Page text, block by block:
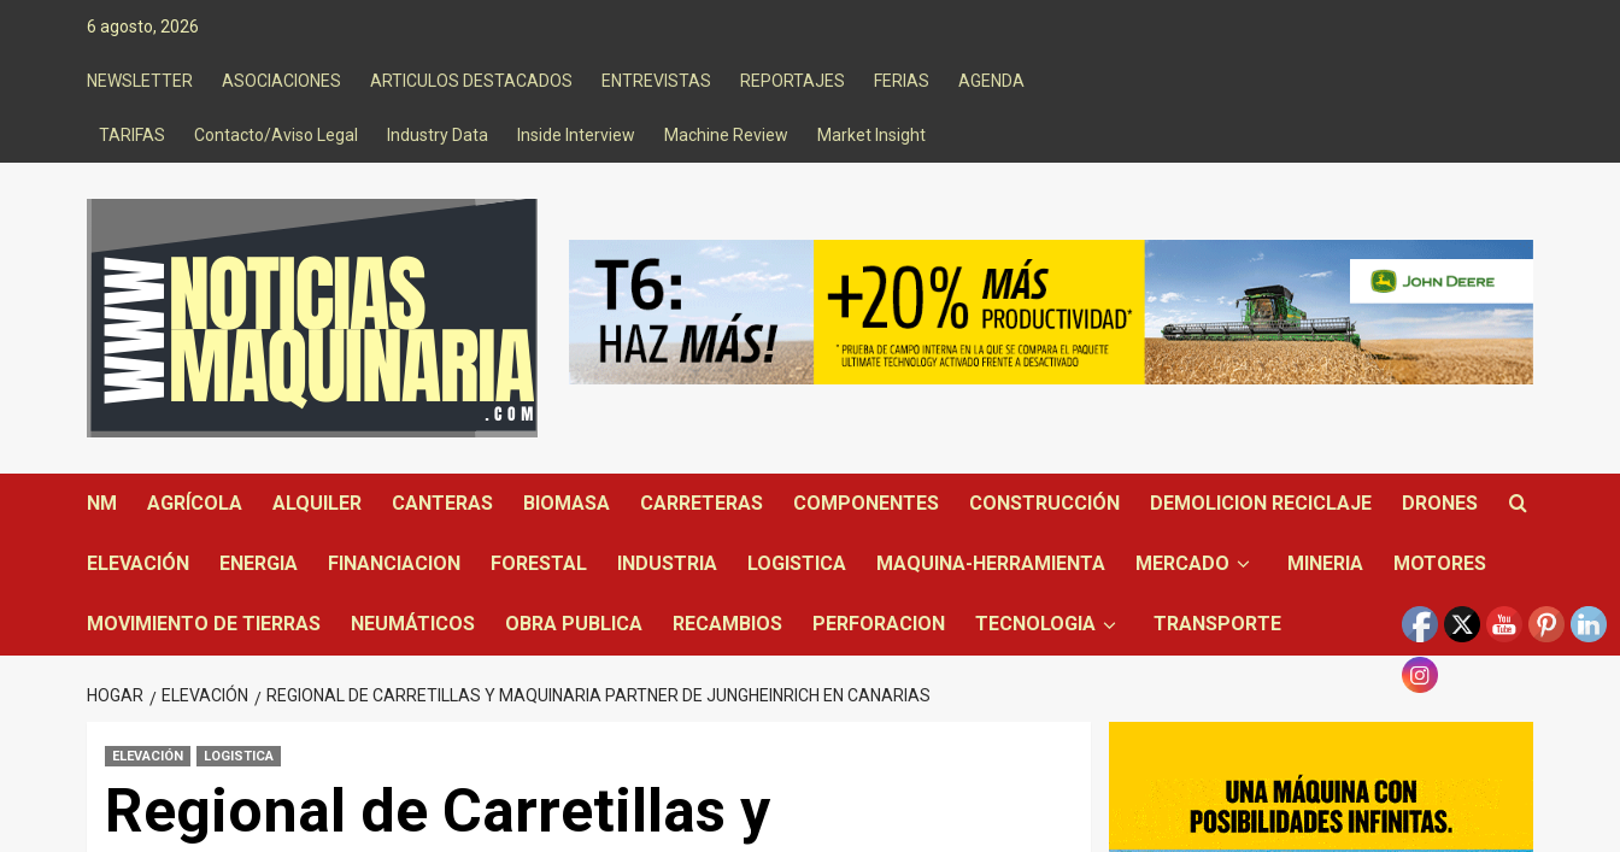
6 agosto, 2026
NEWSLETTER ASOCIACIONES ARTICULOS DESTACADOS ENTREVISTAS REPORTAJES FERIAS AGENDA
TARIFAS Contacto/Aviso Legal Industry Data Inside Interview Machine Review Market Insight
NM AGRÍCOLA ALQUILER CANTERAS BIOMASA CARRETERAS COMPONENTES CONSTRUCCIÓN DEMOLICION RECICLAJE DRONES
ELEVACIÓN ENERGIA FINANCIACION FORESTAL INDUSTRIA LOGISTICA MAQUINA-HERRAMIENTA MERCADO MINERIA MOTORES
MOVIMIENTO DE TIERRAS NEUMÁTICOS OBRA PUBLICA RECAMBIOS PERFORACION TECNOLOGIA TRANSPORTE
HOGAR ELEVACIÓN REGIONAL DE CARRETILLAS Y MAQUINARIA PARTNER DE JUNGHEINRICH EN CANARIAS
ELEVACIÓN LOGISTICA
Regional de Carretillas y